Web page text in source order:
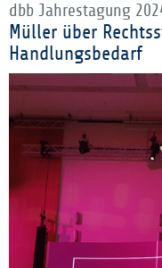
dbb Jahrestagung
Müller über
Handlungsbedarf